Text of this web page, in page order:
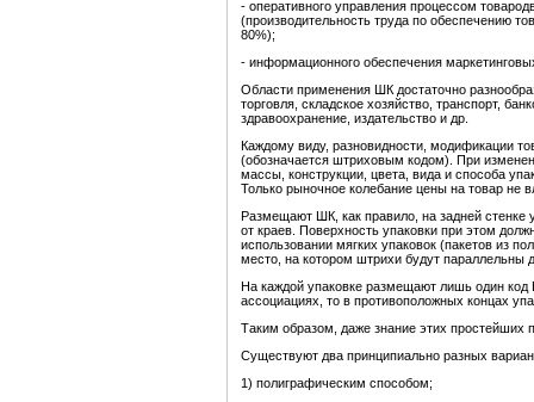
- оперативного управления процессом
(производительность труда по обеспечению
80%);
- информационного обеспечения
Области применения ШК достаточно
торговля, складское хозяйство, транспорт,
здравоохранение, издательство и др.
Каждому виду, разновидности, модификации
(обозначается штриховым кодом). При
массы, конструкции, цвета, вида и способа
Только рыночное колебание цены на товар не
Размещают ШК, как правило, на задней стенке
от краев. Поверхность упаковки при этом
использовании мягких упаковок (пакетов из
место, на котором штрихи будут параллельны
На каждой упаковке размещают лишь один код
ассоциациях, то в противоположных концах
Таким образом, даже знание этих простейших
Существуют два принципиально разных
1) полиграфическим способом;